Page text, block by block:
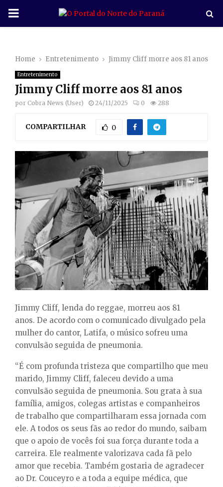
P
M
R
Y
M
E
N
U
Home Entretenimento Jimmy Cliff morre aos 81 anos
Entretenimento
Jimmy Cliff morre aos 81 anos
por Cobra News (User) 24/11/2025 0 288
COMPARTILHAR 0
Jimmy Cliff, lenda do reggae, morreu aos 81
anos. De acordo com o comunicado divulgado pela
mulher do cantor, Latifa, o músico sofreu uma
convulsão seguida de pneumonia.
“É com profunda tristeza que compartilho que meu
marido, Jimmy Cliff, faleceu devido a uma
convulsão seguida de pneumonia. Sou grata à sua
família, amigos, colegas artistas e companheiros
de trabalho que compartilharam essa jornada com
ele. A todos os seus fãs ao redor do mundo, saibam
que o apoio de vocês foi sua força durante toda a
carreira. Ele realmente valorizava cada fã pelo
amor que recebia. Também gostaria de agradecer
ao Dr. Couceyro e a toda a equipe médica, que